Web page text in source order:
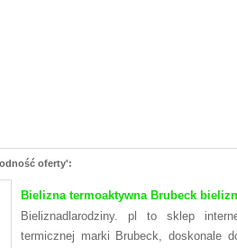
oferty':
Bielizna termoaktywna Brubeck
Bieliznadlarodziny. pl to sklep
termicznej marki Brubeck, doskonale